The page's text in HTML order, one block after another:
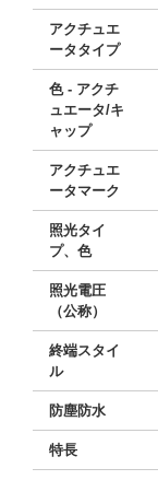
アクチュエ
ータタイプ
色 - アクチ
ュエータ/キ
ャップ
アクチュエ
ータマーク
照光タイ
プ、色
照光電圧
（公称）
終端スタイ
ル
防塵防水
特長